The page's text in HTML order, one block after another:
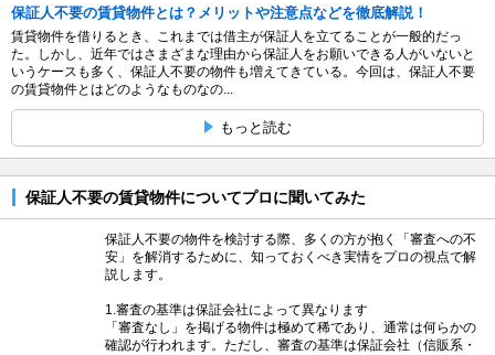
保証人不要の賃貸物件とは？メリットや注意点などを徹底解説！
賃貸物件を借りるとき、これまでは借主が保証人を立てることが一般的だっ
た。しかし、近年ではさまざまな理由から保証人をお願いできる人がいないと
いうケースも多く、保証人不要の物件も増えてきている。今回は、保証人不要
の賃貸物件とはどのようなものなの...
もっと読む
保証人不要の賃貸物件についてプロに聞いてみた
保証人不要の物件を検討する際、多くの方が抱く「審査への不
安」を解消するために、知っておくべき実情をプロの視点で解
説します。
1.審査の基準は保証会社によって異なります
「審査なし」を掲げる物件は極めて稀であり、通常は何らかの
確認が行われます。ただし、審査の基準は保証会社（信販系・